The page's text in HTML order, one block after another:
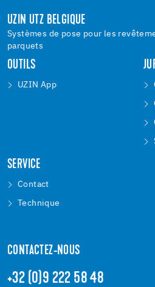
UZIN UTZ BELGIQUE
Systèmes de pose pour les
parquets
OUTILS
UZIN App
SERVICE
Contact
Technique
CONTACTEZ-NOUS
+32 (0)9 222 58 48